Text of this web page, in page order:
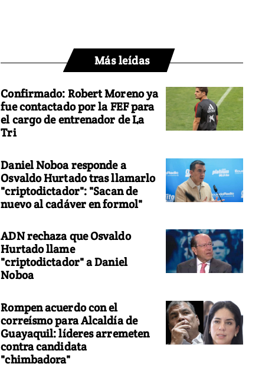
Más leídas
Confirmado: Robert Moreno ya
fue contactado por la FEF para
el cargo de entrenador de La
Tri
Daniel Noboa responde a
Osvaldo Hurtado tras llamarlo
"criptodictador": "Sacan de
nuevo al cadáver en formol"
ADN rechaza que Osvaldo
Hurtado llame
"criptodictador" a Daniel
Noboa
Rompen acuerdo con el
correísmo para Alcaldía de
Guayaquil: líderes arremeten
contra candidata
"chimbadora"